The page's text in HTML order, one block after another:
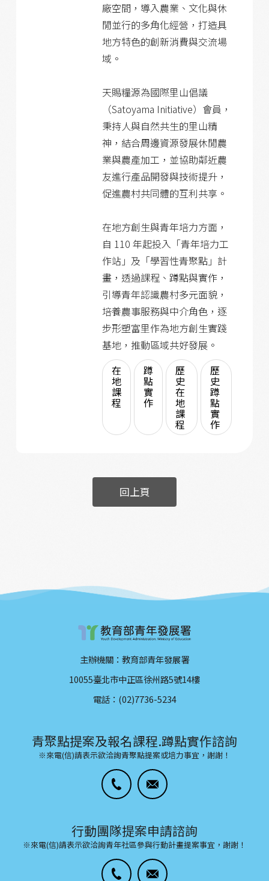
廠空間，導入農業、文化與休
閒並行的多角化經營，打造具
地方特色的創新消費與交流場
域。
天賜糧源為國際里山倡議
（Satoyama Initiative）會員，
秉持人與自然共生的里山精
神，結合周邊資源發展休閒農
業與農產加工，並協助鄰近農
友進行產品開發與技術提升，
促進農村共同體的互利共享。
在地方創生與青年培力方面，
自 110 年起投入「青年培力工
作站」及「學習性青聚點」計
畫，透過課程、蹲點與實作，
引導青年認識農村多元面貌，
培養農事服務與中介角色，逐
步形塑富里作為地方創生實踐
基地，推動區域共好發展。
在
地
課
程
蹲
點
實
作
歷
史
在
地
課
程
歷
史
蹲
點
實
作
回上頁
主辦機關：教育部青年發展署
10055臺北市中正區徐州路5號14樓
電話：(02)7736-5234
青聚點提案及報名課程.蹲點實作諮詢
※來電(信)請表示欲洽詢青聚點提案或培力事宜，謝謝！
行動團隊提案申請諮詢
※來電(信)請表示欲洽詢青年社區參與行動計畫提案事宜，謝謝！